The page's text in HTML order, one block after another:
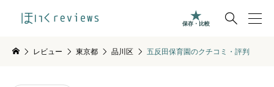

保存・比較
レビュー 東京都 品川区 五反田保育園のクチコミ・評判